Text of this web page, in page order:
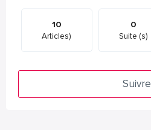
10
Articles)
0
Suite (s)
Suivre